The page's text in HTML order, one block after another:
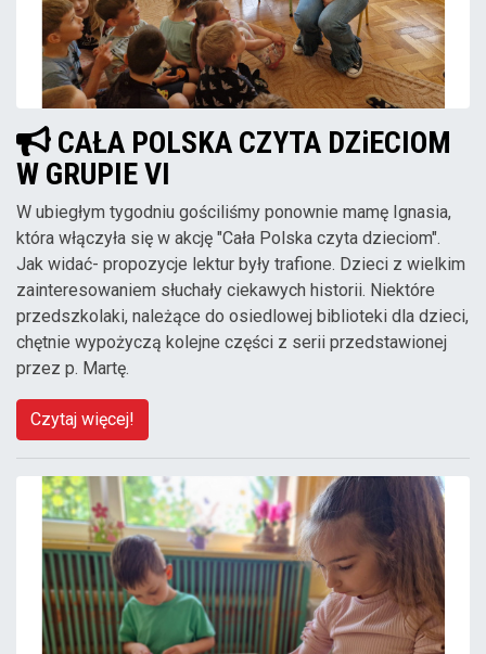
CAŁA POLSKA CZYTA DZiECIOM
W GRUPIE VI
W ubiegłym tygodniu gościliśmy ponownie mamę Ignasia,
która włączyła się w akcję "Cała Polska czyta dzieciom".
Jak widać- propozycje lektur były trafione. Dzieci z wielkim
zainteresowaniem słuchały ciekawych historii. Niektóre
przedszkolaki, należące do osiedlowej biblioteki dla dzieci,
chętnie wypożyczą kolejne części z serii przedstawionej
przez p. Martę.
Czytaj więcej!